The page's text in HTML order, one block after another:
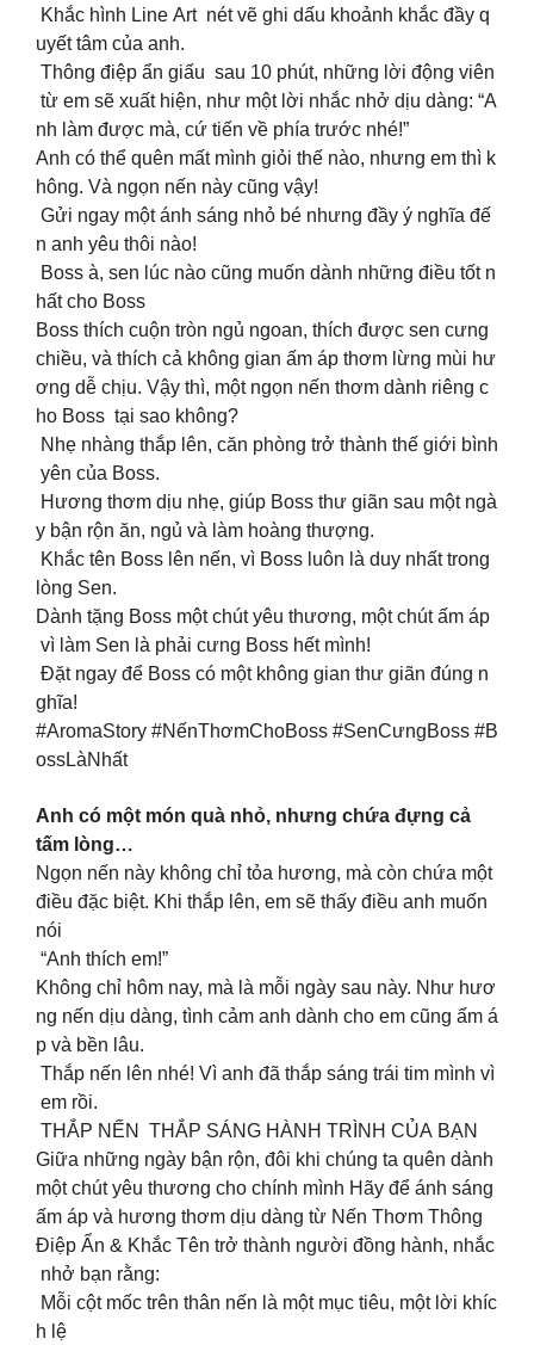
Khắc hình Line Art nét vẽ ghi dấu khoảnh khắc đầy q
uyết tâm của anh.
Thông điệp ẩn giấu sau 10 phút, những lời động viên
từ em sẽ xuất hiện, như một lời nhắc nhở dịu dàng: “A
nh làm được mà, cứ tiến về phía trước nhé!”
Anh có thể quên mất mình giỏi thế nào, nhưng em thì k
hông. Và ngọn nến này cũng vậy!
Gửi ngay một ánh sáng nhỏ bé nhưng đầy ý nghĩa đế
n anh yêu thôi nào!
Boss à, sen lúc nào cũng muốn dành những điều tốt n
hất cho Boss
Boss thích cuộn tròn ngủ ngoan, thích được sen cưng
chiều, và thích cả không gian ấm áp thơm lừng mùi hư
ơng dễ chịu. Vậy thì, một ngọn nến thơm dành riêng c
ho Boss tại sao không?
Nhẹ nhàng thắp lên, căn phòng trở thành thế giới bình
yên của Boss.
Hương thơm dịu nhẹ, giúp Boss thư giãn sau một ngà
y bận rộn ăn, ngủ và làm hoàng thượng.
Khắc tên Boss lên nến, vì Boss luôn là duy nhất trong
lòng Sen.
Dành tặng Boss một chút yêu thương, một chút ấm áp
vì làm Sen là phải cưng Boss hết mình!
Đặt ngay để Boss có một không gian thư giãn đúng n
ghĩa!
#AromaStory #NếnThơmChoBoss #SenCưngBoss #B
ossLàNhất
Anh có một món quà nhỏ, nhưng chứa đựng cả
tấm lòng…
Ngọn nến này không chỉ tỏa hương, mà còn chứa một
điều đặc biệt. Khi thắp lên, em sẽ thấy điều anh muốn
nói
“Anh thích em!”
Không chỉ hôm nay, mà là mỗi ngày sau này. Như hươ
ng nến dịu dàng, tình cảm anh dành cho em cũng ấm á
p và bền lâu.
Thắp nến lên nhé! Vì anh đã thắp sáng trái tim mình vì
em rồi.
THẮP NẾN THẮP SÁNG HÀNH TRÌNH CỦA BẠN
Giữa những ngày bận rộn, đôi khi chúng ta quên dành
một chút yêu thương cho chính mình Hãy để ánh sáng
ấm áp và hương thơm dịu dàng từ Nến Thơm Thông
Điệp Ẩn & Khắc Tên trở thành người đồng hành, nhắc
nhở bạn rằng:
Mỗi cột mốc trên thân nến là một mục tiêu, một lời khíc
h lệ